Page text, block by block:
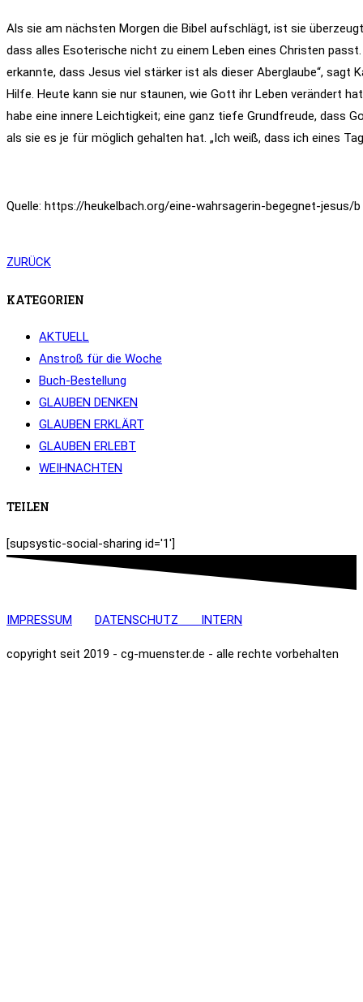
Als sie am nächsten Morgen die Bibel aufschlägt, ist sie
dass alles Esoterische nicht zu einem Leben eines Christen
erkannte, dass Jesus viel stärker ist als dieser Aberglaube“, sagt
Hilfe. Heute kann sie nur staunen, wie Gott ihr Leben verändert
habe eine innere Leichtigkeit; eine ganz tiefe Grundfreude, dass
als sie es je für möglich gehalten hat. „Ich weiß, dass ich eines
Quelle: https://heukelbach.org/eine-wahrsagerin-begegnet-jesus/b
ZURÜCK
KATEGORIEN
AKTUELL
Anstroß für die Woche
Buch-Bestellung
GLAUBEN DENKEN
GLAUBEN ERKLÄRT
GLAUBEN ERLEBT
WEIHNACHTEN
TEILEN
[supsystic-social-sharing id='1']
IMPRESSUM DATENSCHUTZ INTERN
copyright seit 2019 - cg-muenster.de - alle rechte vorbehalten